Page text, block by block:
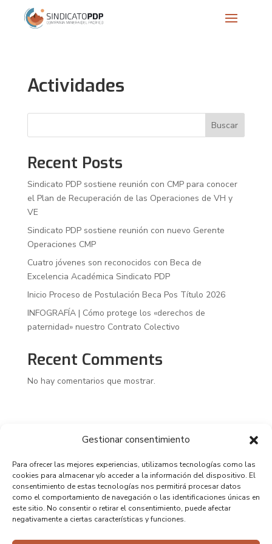
Gestionar consentimiento
Para ofrecer las mejores experiencias, utilizamos tecnologías como las
cookies para almacenar y/o acceder a la información del dispositivo. El
consentimiento de estas tecnologías nos permitirá procesar datos
como el comportamiento de navegación o las identificaciones únicas en
este sitio. No consentir o retirar el consentimiento, puede afectar
negativamente a ciertas características y funciones.
Actividades
Buscar
Recent Posts
Sindicato PDP sostiene reunión con CMP para conocer
el Plan de Recuperación de las Operaciones de VH y
VE
Sindicato PDP sostiene reunión con nuevo Gerente
Operaciones CMP
Cuatro jóvenes son reconocidos con Beca de
Excelencia Académica Sindicato PDP
Inicio Proceso de Postulación Beca Pos Título 2026
INFOGRAFÍA | Cómo protege los «derechos de
paternidad» nuestro Contrato Colectivo
Recent Comments
No hay comentarios que mostrar.